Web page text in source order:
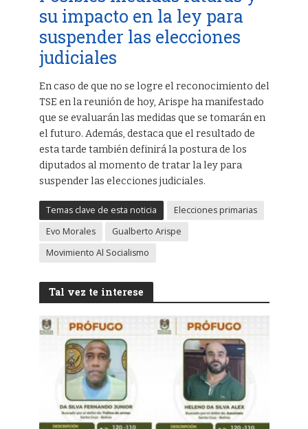
su impacto en la ley para
suspender las elecciones
judiciales
En caso de que no se logre el reconocimiento del
TSE en la reunión de hoy, Arispe ha manifestado
que se evaluarán las medidas que se tomarán en
el futuro. Además, destaca que el resultado de
esta tarde también definirá la postura de los
diputados al momento de tratar la ley para
suspender las elecciones judiciales.
Temas clave de esta noticia
Elecciones primarias
Evo Morales
Gualberto Arispe
Movimiento Al Socialismo
Tal vez te interese